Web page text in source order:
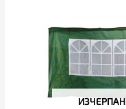
ИЗЧЕРПАН